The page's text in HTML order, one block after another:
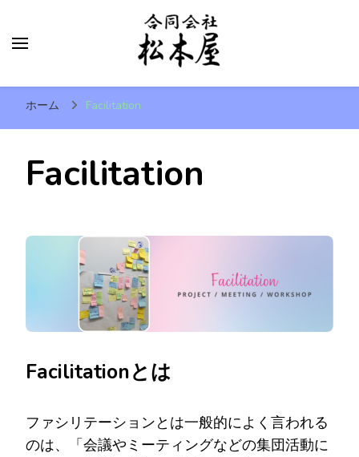
合同会社 松本屋
Matsumoto-yaLLC.
ホーム Facilitation
Facilitation
Facilitationとは
ファシリテーションとは一般的によく言われる
のは、「会議やミーティングなどの集団活動に